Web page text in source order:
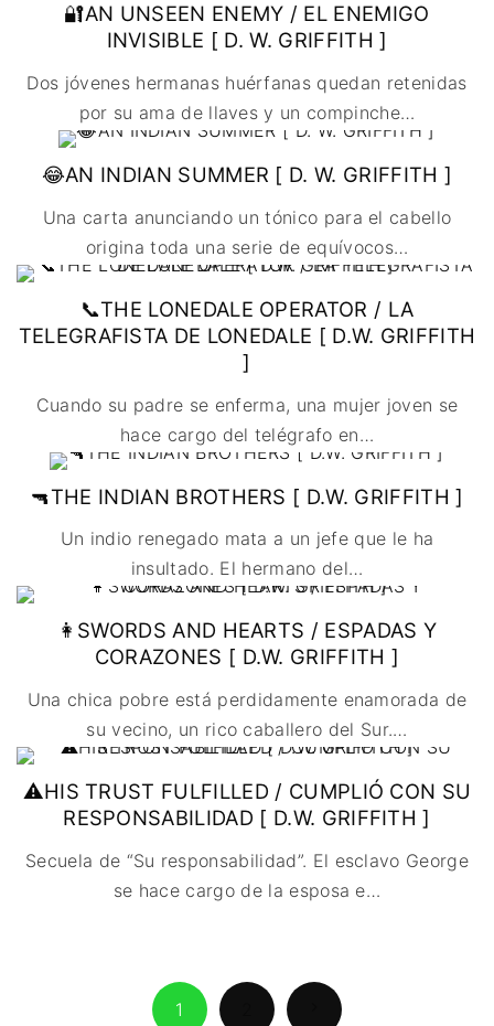
🔐AN UNSEEN ENEMY / EL ENEMIGO
INVISIBLE [ D. W. GRIFFITH ]
Dos jóvenes hermanas huérfanas quedan retenidas
por su ama de llaves y un compinche…
😂AN INDIAN SUMMER [ D. W. GRIFFITH ]
Una carta anunciando un tónico para el cabello
origina toda una serie de equívocos…
📞THE LONEDALE OPERATOR / LA
TELEGRAFISTA DE LONEDALE [ D.W. GRIFFITH
]
Cuando su padre se enferma, una mujer joven se
hace cargo del telégrafo en…
🔫THE INDIAN BROTHERS [ D.W. GRIFFITH ]
Un indio renegado mata a un jefe que le ha
insultado. El hermano del…
👩SWORDS AND HEARTS / ESPADAS Y
CORAZONES [ D.W. GRIFFITH ]
Una chica pobre está perdidamente enamorada de
su vecino, un rico caballero del Sur.…
⚠HIS TRUST FULFILLED / CUMPLIÓ CON SU
RESPONSABILIDAD [ D.W. GRIFFITH ]
Secuela de “Su responsabilidad”. El esclavo George
se hace cargo de la esposa e…
1